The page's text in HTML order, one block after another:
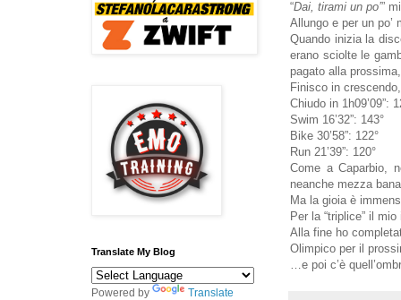
“Dai, tirami un po’”
Allungo e per un po’
Quando inizia la
erano sciolte le
pagato alla
Finisco in
Chiudo in 1h09’09”:
Swim 16’32”: 143°
Bike 30’58”: 122°
Run 21’39”: 120°
Come a Caparbio,
neanche mezza
Ma la gioia è
Per la “triplice” il
Alla fine ho
Olimpico per il
…e poi c’è
Translate My Blog
Powered by Translate